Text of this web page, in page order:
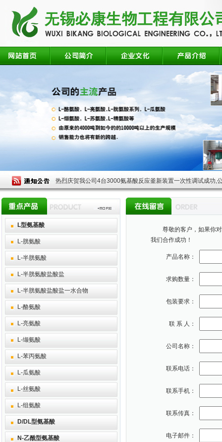
热烈庆贺我公司4台3000氨基酸反应釜新装置一次性调试成功,
L型氨基酸
L-胱氨酸
L-半胱氨酸
L-半胱氨酸盐酸盐
L-半胱氨酸盐酸盐一水合物
L-酪氨酸
L-亮氨酸
L-缬氨酸
L-苯丙氨酸
L-瓜氨酸
L-丝氨酸
L-组氨酸
D/DL型氨基酸
N-乙酰型氨基酸
尊敬的客户，如果你对
我们合作成功！
产品名称：
求购数量：
包装要求：
联 系 人：
公司名称：
联系电话：
联系手机：
联系传真：
电子邮件：